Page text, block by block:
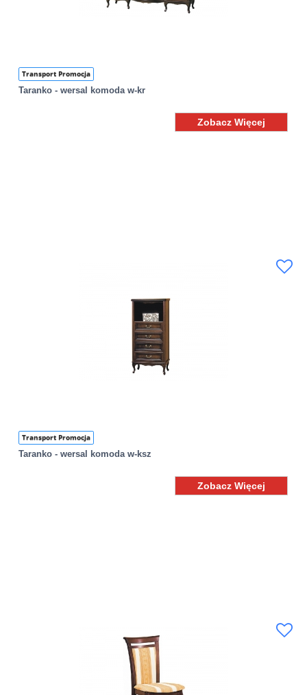
Transport Promocja
Taranko - wersal komoda w-kr
Zobacz Więcej
Transport Promocja
Taranko - wersal komoda w-ksz
Zobacz Więcej